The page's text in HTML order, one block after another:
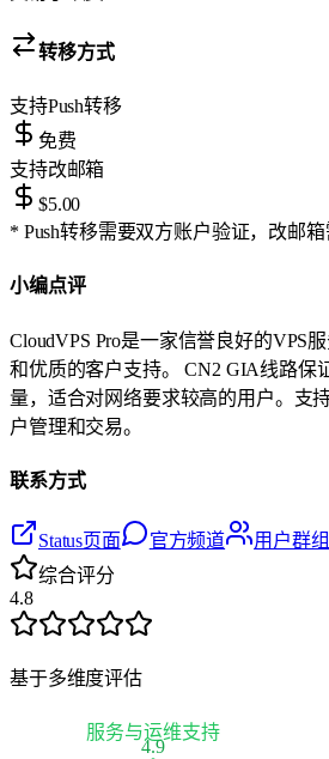
转移方式
支持Push转移
免费
支持改邮箱
$5.00
* Push转移需要双方账户验证，改邮
小编点评
CloudVPS Pro是一家信誉良好的VPS
和优质的客户支持。 CN2 GIA线路保
量，适合对网络要求较高的用户。支
户管理和交易。
联系方式
Status页面 官方频道
用户群组
综合评分
4.8
基于多维度评估
服务与运维支持
4.9